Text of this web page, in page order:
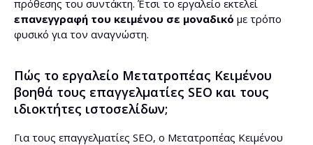
πρόθεσης του συντάκτη. Έτσι το εργαλείο εκτελεί
επανεγγραφή του κειμένου σε μοναδικό με τρόπο
φυσικό για τον αναγνώστη.
Πώς το εργαλείο Μετατροπέας Κειμένου
βοηθά τους επαγγελματίες SEO και τους
ιδιοκτήτες ιστοσελίδων;
Για τους επαγγελματίες SEO, ο Μετατροπέας Κειμένου